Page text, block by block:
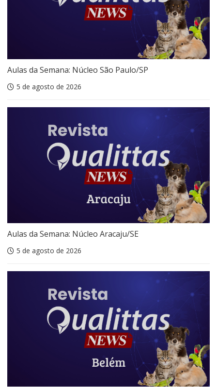
Aulas da Semana: Núcleo São Paulo/SP
5 de agosto de 2026
Aulas da Semana: Núcleo Aracaju/SE
5 de agosto de 2026